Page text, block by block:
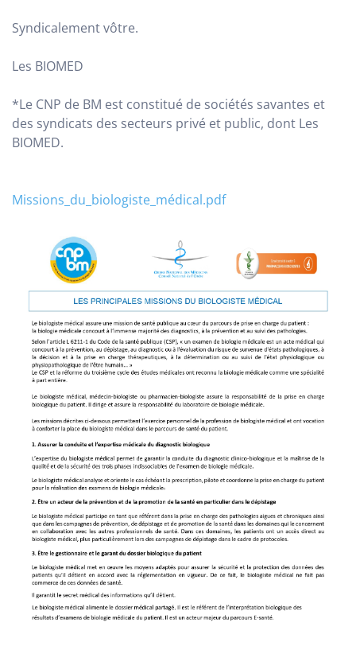
Syndicalement vôtre.
Les BIOMED
*Le CNP de BM est constitué de sociétés savantes et
des syndicats des secteurs privé et public, dont Les
BIOMED.
Missions_du_biologiste_médical.pdf